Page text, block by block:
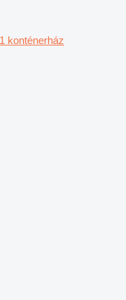
konténerház